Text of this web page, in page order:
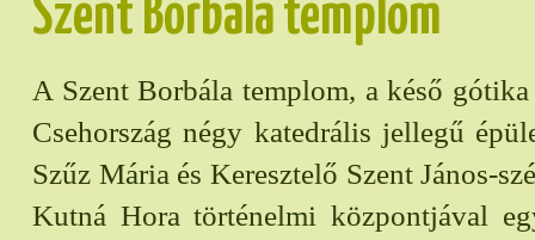
Szent Borbála templom
A Szent Borbála templom, a késő
Csehország négy katedrális jellegű
Szűz Mária és Keresztelő Szent János-
Kutná Hora történelmi központjával